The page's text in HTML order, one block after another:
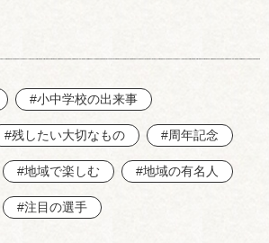
#小中学校の出来事
#残したい大切なもの #周年記念
#地域で楽しむ #地域の有名人
#注目の選手